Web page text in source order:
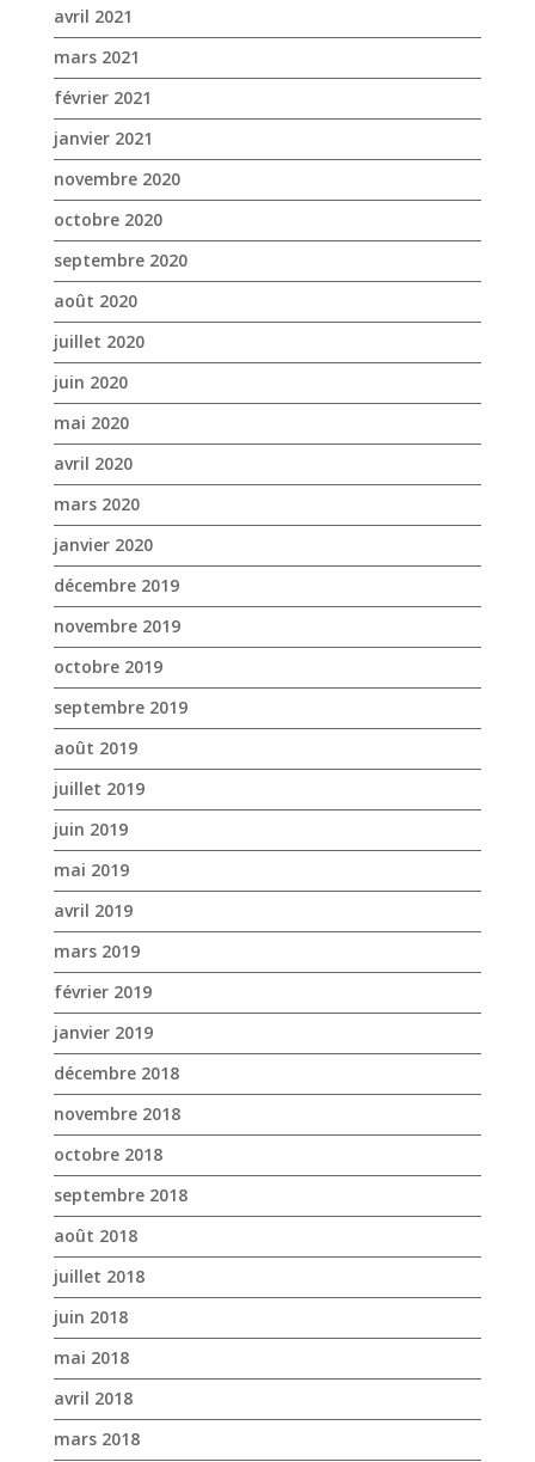
avril 2021
mars 2021
février 2021
janvier 2021
novembre 2020
octobre 2020
septembre 2020
août 2020
juillet 2020
juin 2020
mai 2020
avril 2020
mars 2020
janvier 2020
décembre 2019
novembre 2019
octobre 2019
septembre 2019
août 2019
juillet 2019
juin 2019
mai 2019
avril 2019
mars 2019
février 2019
janvier 2019
décembre 2018
novembre 2018
octobre 2018
septembre 2018
août 2018
juillet 2018
juin 2018
mai 2018
avril 2018
mars 2018